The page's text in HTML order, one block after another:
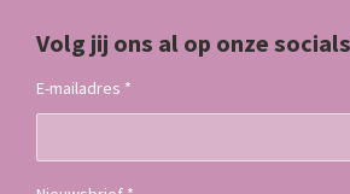
Volg jij ons al op onze
E-mailadres *